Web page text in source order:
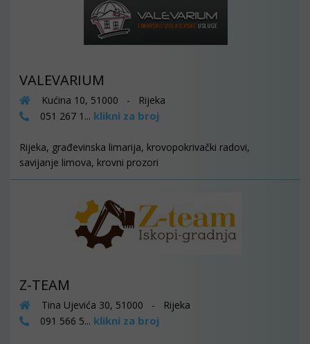
VALEVARIUM
Kućina 10, 51000 - Rijeka
051 267 1... klikni za broj
Rijeka, građevinska limarija, krovopokrivački radovi,
savijanje limova, krovni prozori
Z-TEAM
Tina Ujevića 30, 51000 - Rijeka
091 566 5... klikni za broj